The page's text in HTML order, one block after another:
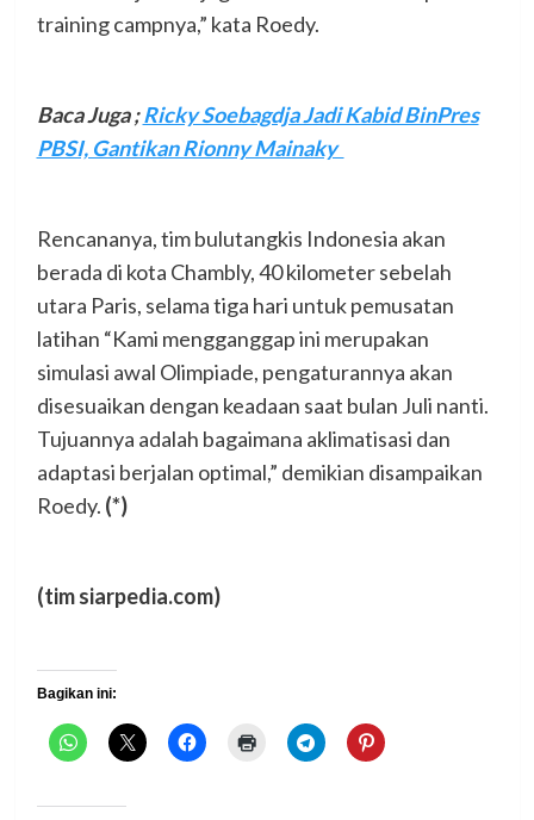
training campnya,” kata Roedy.
Baca Juga ; Ricky Soebagdja Jadi Kabid BinPres
PBSI, Gantikan Rionny Mainaky
Rencananya, tim bulutangkis Indonesia akan
berada di kota Chambly, 40 kilometer sebelah
utara Paris, selama tiga hari untuk pemusatan
latihan “Kami mengganggap ini merupakan
simulasi awal Olimpiade, pengaturannya akan
disesuaikan dengan keadaan saat bulan Juli nanti.
Tujuannya adalah bagaimana aklimatisasi dan
adaptasi berjalan optimal,” demikian disampaikan
Roedy. (*)
(tim siarpedia.com)
Bagikan ini: